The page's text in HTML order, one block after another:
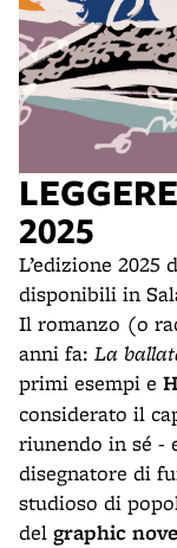
2025
L’edizione 2025
disponibili in
Il romanzo (o
anni fa: La
primi esempi e
considerato il
riunendo in sé -
disegnatore di
studioso di
del graphic